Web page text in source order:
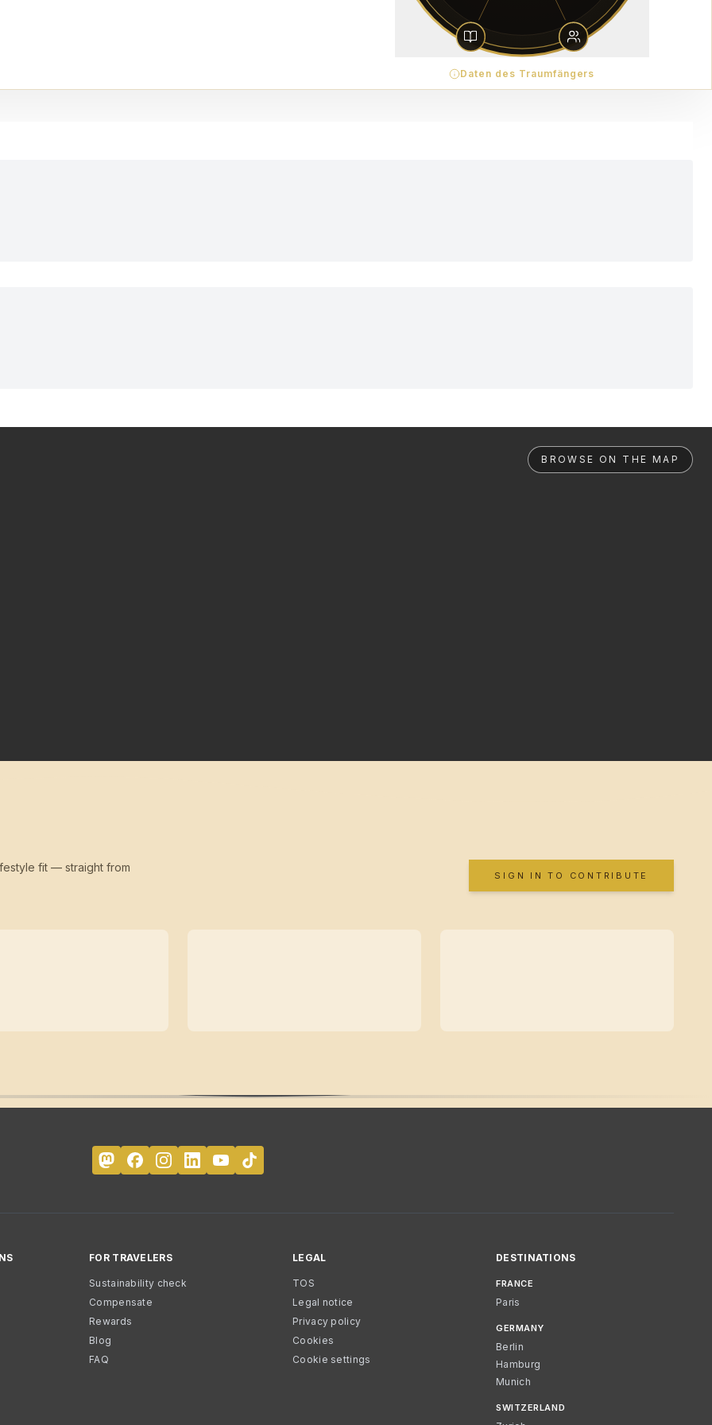
Daten des Traumfängers
BROWSE ON THE MAP
fit — straight from
SIGN IN TO CONTRIBUTE
FOR TRAVELERS
Sustainability check
Compensate
Rewards
Blog
FAQ
LEGAL
TOS
Legal notice
Privacy policy
Cookies
Cookie settings
DESTINATIONS
FRANCE
Paris
GERMANY
Berlin
Hamburg
Munich
SWITZERLAND